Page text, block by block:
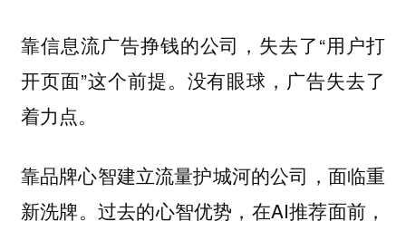
靠信息流广告挣钱的公司，失去了“用户打
开页面”这个前提。没有眼球，广告失去了
着力点。
靠品牌心智建立流量护城河的公司，面临重
新洗牌。过去的心智优势，在AI推荐面前，